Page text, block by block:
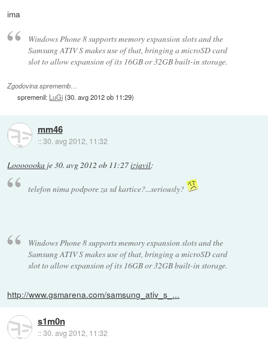
ima
Windows Phone 8 supports memory expansion slots and the
Samsung ATIV S makes use of that, bringing a microSD card
slot to allow expansion of its 16GB or 32GB built-in storage.
Zgodovina sprememb…
spremenil: LuGi(30. avg 2012 ob 11:29)
mm46
::30. avg 2012, 11:32
Looooooka je30. avg 2012 ob 11:27izjavil:
telefon nima podpore za sd kartice?...seriously?
Windows Phone 8 supports memory expansion slots and the
Samsung ATIV S makes use of that, bringing a microSD card
slot to allow expansion of its 16GB or 32GB built-in storage.
http://www.gsmarena.com/samsung_ativ_s_...
s1m0n
::30. avg 2012, 11:32